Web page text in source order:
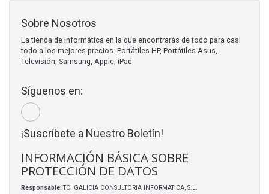
Sobre Nosotros
La tienda de informática en la que encontrarás de todo para casi
todo a los mejores precios. Portátiles HP, Portátiles Asus,
Televisión, Samsung, Apple, iPad
Síguenos en:
¡Suscríbete a Nuestro Boletín!
INFORMACIÓN BÁSICA SOBRE
PROTECCIÓN DE DATOS
Responsable: TCI GALICIA CONSULTORIA INFORMATICA, S.L.